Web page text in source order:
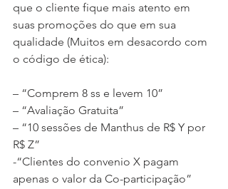
que o cliente fique mais atento em
suas promoções do que em sua
qualidade (Muitos em desacordo com
o código de ética):
– “Comprem 8 ss e levem 10”
– “Avaliação Gratuita”
– “10 sessões de Manthus de R$ Y por
R$ Z”
-“Clientes do convenio X pagam
apenas o valor da Co-participação”